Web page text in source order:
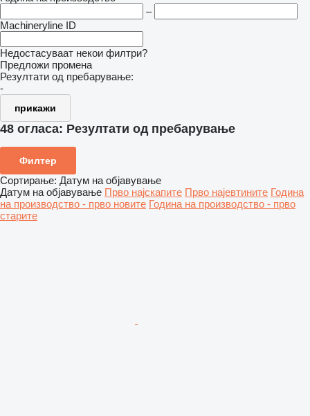
–
Machineryline ID
Недостасуваат некои филтри?
Предложи промена
Резултати од пребарување:
-
прикажи
48 огласа: Резултати од пребарување
Филтер
Сортирање: Датум на објавување
Датум на објавување Прво најскапите Прво најевтините Година
на производство - прво новите Година на производство - прво
старите